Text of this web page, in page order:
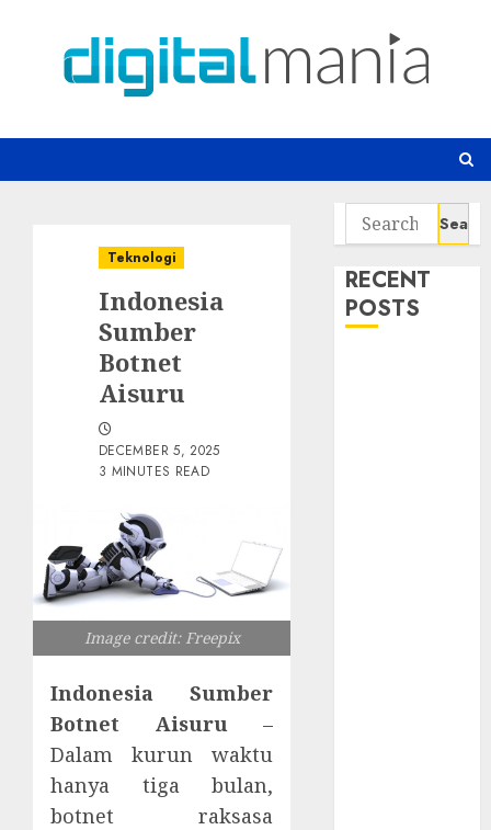
Teknologi
Indonesia
Sumber
Botnet
Aisuru
DECEMBER 5, 2025
3 MINUTES READ
Image credit: Freepix
Indonesia Sumber
Botnet Aisuru–
Dalam kurun waktu
hanya tiga bulan,
botnet raksasa
Search
for:
RECENT
POSTS